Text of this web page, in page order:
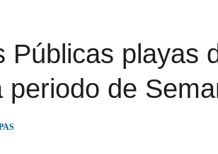
ENCABEZA BETO GRANADOS MESA DE
EL ENCANTO DE LAS PLAYAS DEL
Públicas playas
periodo de